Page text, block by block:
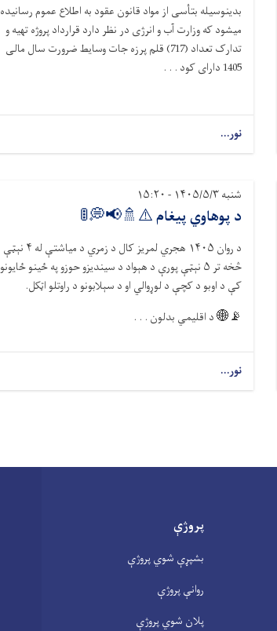
بدینوسیله بتأسی از مواد قانون عقود به اطلاع عموم رسانیده
میشود که وزارت آب و انرژی در نظر دارد قرارداد پروژه تهیه و
تدارک تعداد (717) قلم پرزه جات وسایط ضرورت سال مالی
1405 دارای کود . . .
نور...
شنبه ۱۴۰۵/۵/۳ - ۱۵:۲۰
د پوهاوي پیغام ⚠️🚿📢💭🚦
د روان ۱۴۰۵ هجري لمریز کال د زمري د میاشتې له ۴ نېټې
څخه تر ۵ نېټې پورې د هېواد د سیندیزو حوزو په ځينو ځایونو
کې د اوبو د کچې د لوړوالي او د سېلابونو د راوتلو اټکل.
📡🌐د اقلیمي بدلون . . .
نور...
پروژې
بشپړې شوي پروژې
روانې پروژې
پلان شوي پروژې